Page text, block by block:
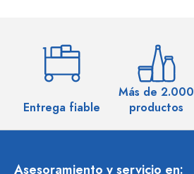
Entrega fiable
Más de 2.000
productos
Asesoramiento y servicio en: